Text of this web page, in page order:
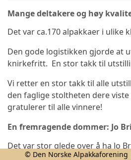
Mange deltakere og høy
Det var ca.170 alpakkaer i ulike
Den gode logistikken gjorde at
knirkefritt. En stor takk til
Vi retter en stor takk til alle
den faglige stoltheten dere
gratulerer til alle vinnere!
En fremragende dommer: Jo
Det var stor glede over å ha Jo
hoveddommer for helgens
© Den Norske Alpakkaforening